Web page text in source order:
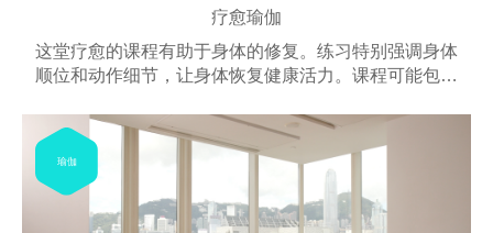
疗愈瑜伽
这堂疗愈的课程有助于身体的修复。练习特别强调身体
顺位和动作细节，让身体恢复健康活力。课程可能包含
瑜伽